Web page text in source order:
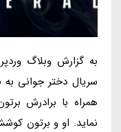
به گزارش وبلاگ
همراه با برادرش
نماید. او و برتون